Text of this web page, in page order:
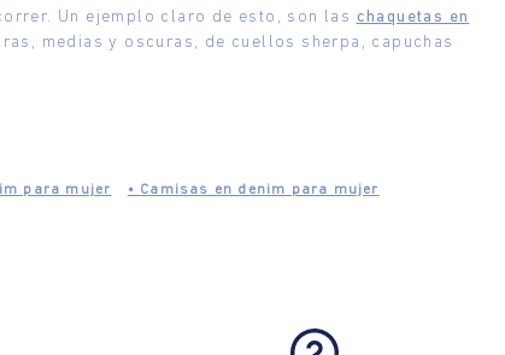
Un ejemplo claro de esto, son las chaquetas en
medias y oscuras, de cuellos sherpa, capuchas
para mujer • Camisas en denim para mujer